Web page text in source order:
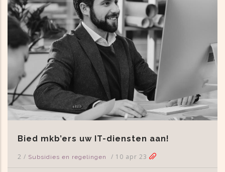
Bied mkb’ers uw IT-diensten aan!
2 / Subsidies en regelingen / 10 apr 23